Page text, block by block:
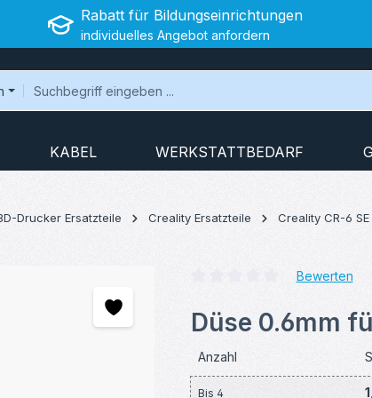
Rabatt für Bildungseinrichtungen
individuelles Angebot anfordern
KABEL WERKSTATTBEDARF
Drucker Ersatzteile Creality Ersatzteile Creality CR-6
Bewerten
Düse 0.6mm
Anzahl
Bis 4